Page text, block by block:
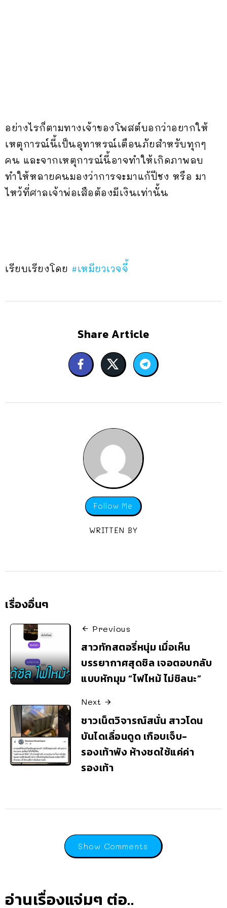
อย่างไรก็ตามทางเจ้าของโพสต์บอกว่าอยากให้
เหตุการณ์นี้เป็นอุทาหรณ์เตือนภัยสำหรับทุกๆ
คน และจากเหตุการณ์นี้อาจทำให้เกิดภาพลบ
ทำให้หลายคนมองว่าการจะมาแก้ปีชง หรือ มา
ไหว้ที่ศาลเจ้าพ่อเสือต้องมีเงินเท่านั้น
เรียบเรียงโดย #เหมียวเวจจี้
Share Article
Follow Me
WRITTEN BY
เรื่องอื่นๆ
Previous
สาวทักสตอรี่หนุ่ม เมื่อเห็น
บรรยากาศสุดชิล เจอตอบกลับ
แบบหักมุม “ไฟไหม้ ไม่ชิลนะ”
Next
ชาวเน็ตวิจารณ์สนั่น สาวโดน
บันไดเลื่อนดูด เกือบเจ็บ-
รองเท้าพัง ห้างชดใช้แค่ค่า
รองเท้า
Show Comments
อ่านเรื่องแจ่มๆ ต่อ..